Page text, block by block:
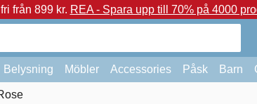
från 899 kr. REA - Spara upp till 70% på 4000
Belysning Möbler Accessories Påsk Barn